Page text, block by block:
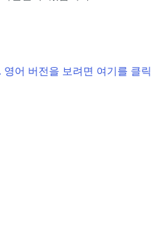
어 버전을 보려면 여기를 클릭